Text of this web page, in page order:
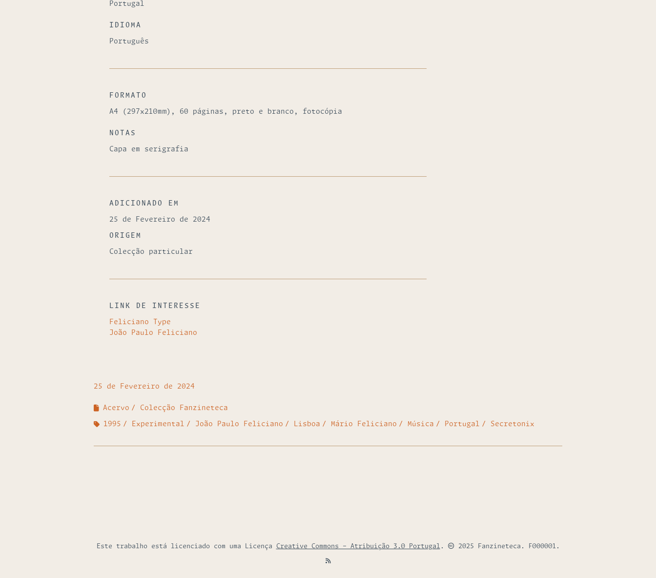
Portugal
IDIOMA
Português
FORMATO
A4 (297x210mm), 60 páginas, preto e branco, fotocópia
NOTAS
Capa em serigrafia
ADICIONADO EM
25 de Fevereiro de 2024
ORIGEM
Colecção particular
LINK DE INTERESSE
Feliciano Type
João Paulo Feliciano
25 de Fevereiro de 2024
Acervo Colecção Fanzineteca
1995 Experimental João Paulo Feliciano Lisboa Mário Feliciano Música Portugal Secretonix
Este trabalho está licenciado com uma Licença Creative Commons - Atribuição 3.0 Portugal . 2025 Fanzineteca. F000001.